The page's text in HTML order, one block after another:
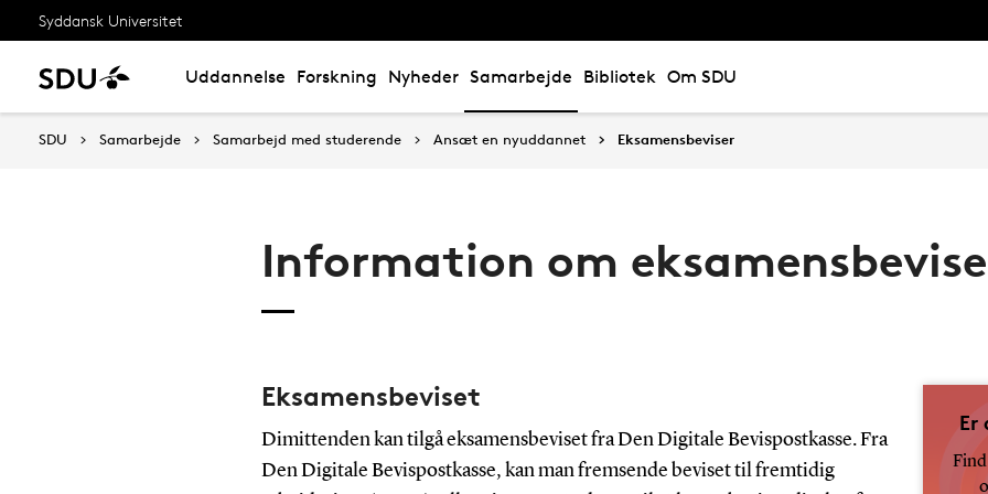
Syddansk Universitet
Uddannelse Forskning Nyheder Samarbejde Bibliotek Om SDU
SDU Samarbejde Samarbejd med studerende Ansæt en nyuddannet Eksamensbeviser
Information om
Eksamensbeviset
Dimittenden kan tilgå eksamensbeviset fra Den Digitale Bevispostkasse. Fra
Den Digitale Bevispostkasse, kan man fremsende beviset til fremtidig
Er